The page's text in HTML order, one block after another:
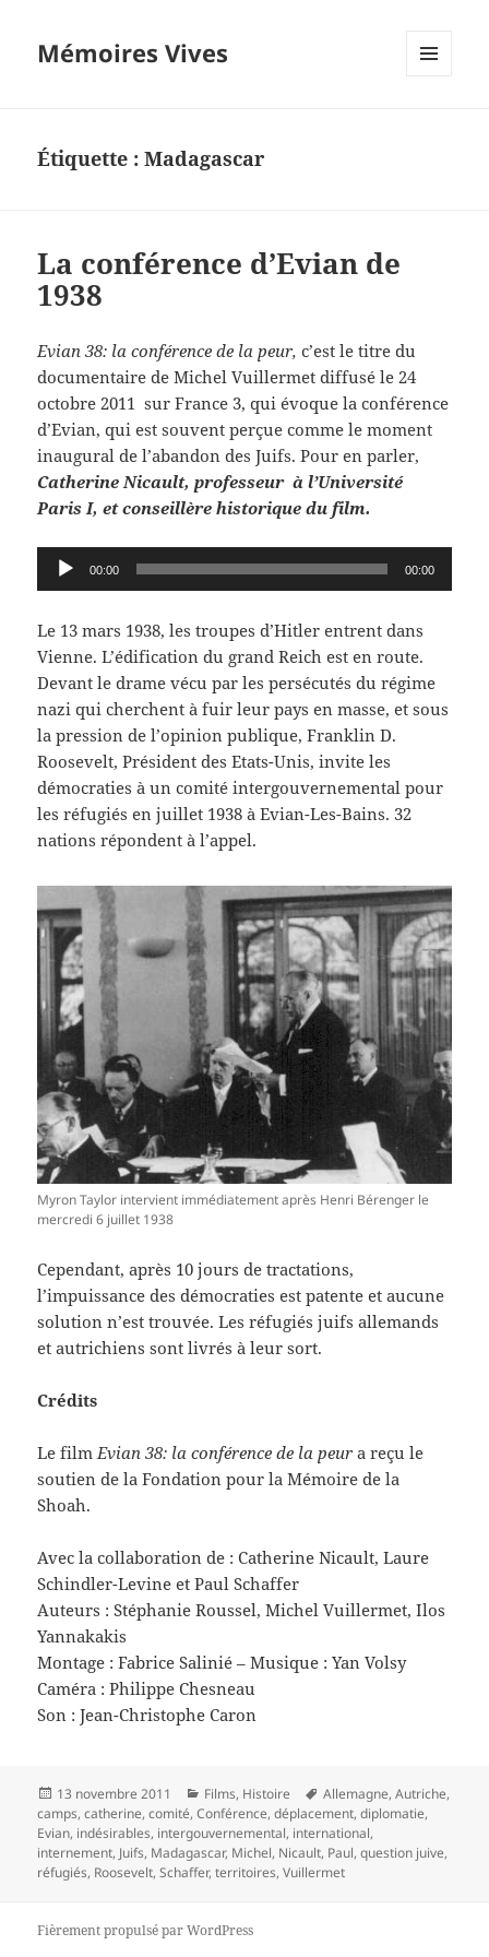
Mémoires Vives
Étiquette :Madagascar
La conférence d’Evian de
1938
Evian 38: la conférence de la peur, c’est le titre du
documentaire de Michel Vuillermet diffusé le 24
octobre 2011 sur France 3, qui évoque la conférence
d’Evian, qui est souvent perçue comme le moment
inaugural de l’abandon des Juifs. Pour en parler,
Catherine Nicault, professeur à l’Université
Paris I, et conseillère historique du film.
Lecteur
audio
00:00 00:00
Le 13 mars 1938, les troupes d’Hitler entrent dans
Vienne. L’édification du grand Reich est en route.
Devant le drame vécu par les persécutés du régime
nazi qui cherchent à fuir leur pays en masse, et sous
la pression de l’opinion publique, Franklin D.
Roosevelt, Président des Etats-Unis, invite les
démocraties à un comité intergouvernemental pour
les réfugiés en juillet 1938 à Evian-Les-Bains. 32
nations répondent à l’appel.
Myron Taylor intervient immédiatement après Henri Bérenger le
mercredi 6 juillet 1938
Cependant, après 10 jours de tractations,
l’impuissance des démocraties est patente et aucune
solution n’est trouvée. Les réfugiés juifs allemands
et autrichiens sont livrés à leur sort.
Crédits
Le filmEvian 38: la conférence de la peur a reçu le
soutien de la Fondation pour la Mémoire de la
Shoah.
Avec la collaboration de : Catherine Nicault, Laure
Schindler-Levine et Paul Schaffer
Auteurs : Stéphanie Roussel, Michel Vuillermet, Ilos
Yannakakis
Montage : Fabrice Salinié – Musique : Yan Volsy
Caméra : Philippe Chesneau
Son : Jean-Christophe Caron
Publié
le
13 novembre 2011 Catégories
Films, Histoire
Mots-
clés
Allemagne,Autriche,
camps,catherine,comité,Conférence,déplacement,diplomatie,
Evian, indésirables, intergouvernemental, international,
internement, Juifs, Madagascar, Michel, Nicault, Paul,question juive,
réfugiés, Roosevelt,Schaffer,territoires,Vuillermet
Fièrement propulsé par WordPress